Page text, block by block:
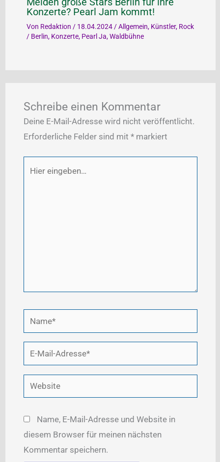
Konzerte? Pearl Jam kommt!
Von Redaktion / 18.04.2024 /Allgemein, Künstler, Rock
/ Berlin, Konzerte, Pearl Ja,Waldbühne
Schreibe einen Kommentar
Deine E-Mail-Adresse wird nicht veröffentlicht.
Erforderliche Felder sind mit *markiert
Name*
Mail-
Website
Name, E-Mail-Adresse und Website in
diesem Browser für meinen nächsten
Kommentar speichern.